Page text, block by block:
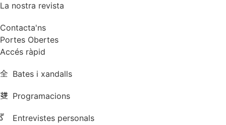
La nostra revista
Contacta'ns
Portes Obertes
Accés ràpid
Bates i xandalls
Programacions
Entrevistes personals